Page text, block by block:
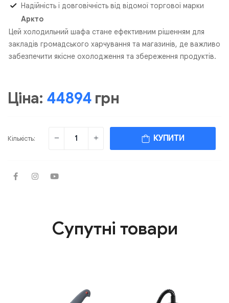
Надійність і довговічність від відомої торгової марки
Аркто
Цей холодильний шафа стане ефективним рішенням для
закладів громадського харчування та магазинів, де важливо
забезпечити якісне охолодження та збереження продуктів.
Ціна: 44894грн
Кількість: КУПИТИ
Супутні товари